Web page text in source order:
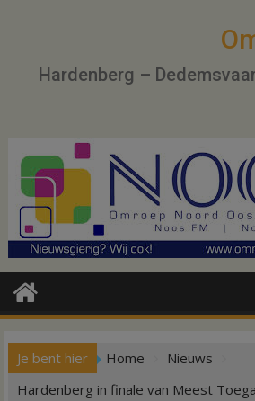
Hardenberg –
Je bent hier Home
Nieuws
Hardenberg in finale van Meest